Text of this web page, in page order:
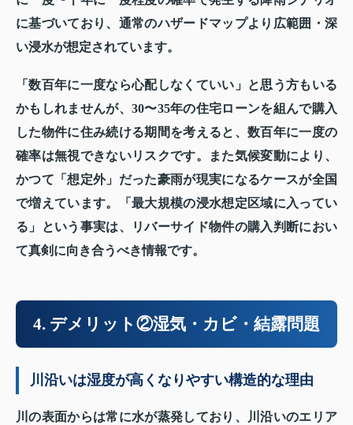
に基づいており、通常のハザードマップより広範囲・深
い浸水が想定されています。
「数百年に一度なら心配しなくていい」と思う方もいる
かもしれませんが、30〜35年の住宅ローンを組んで購入
した物件に住み続ける期間を考えると、数百年に一度の
確率は無視できないリスクです。また気候変動により、
かつて「想定外」だった豪雨が現実になるケースが全国
で増えています。「最大規模の浸水想定区域に入ってい
る」という事実は、リバーサイド物件の購入判断におい
て真剣に向き合うべき情報です。
4. デメリット②湿気・カビ・結露問題
川沿いは湿度が高くなりやすい構造的な理由
川の表面からは常に水が蒸発しており、川沿いのエリア